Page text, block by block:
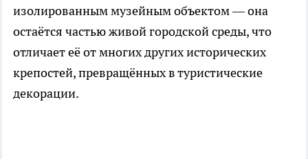
изолированным музейным объектом — она
остаётся частью живой городской среды, что
отличает её от многих других исторических
крепостей, превращённых в туристические
декорации.